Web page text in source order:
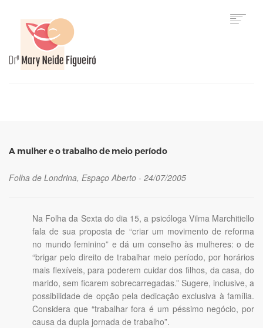
A mulher e o trabalho de meio período
Folha de Londrina, Espaço Aberto - 24/07/2005
Na Folha da Sexta do dia 15, a psicóloga Vilma Marchitiello
fala de sua proposta de “criar um movimento de reforma
no mundo feminino” e dá um conselho às mulheres: o de
“brigar pelo direito de trabalhar meio período, por horários
mais flexíveis, para poderem cuidar dos filhos, da casa, do
marido, sem ficarem sobrecarregadas.” Sugere, inclusive, a
possibilidade de opção pela dedicação exclusiva à família.
Considera que “trabalhar fora é um péssimo negócio, por
causa da dupla jornada de trabalho”.